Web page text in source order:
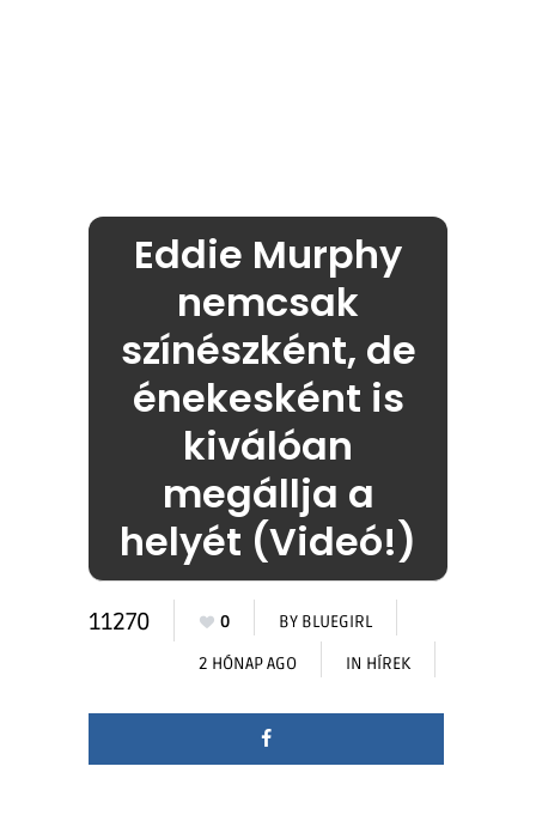
Eddie Murphy
nemcsak
színészként, de
énekesként is
kiválóan
megállja a
helyét (Videó!)
11270 0 BY BLUEGIRL
2 HÓNAP AGO IN HÍREK